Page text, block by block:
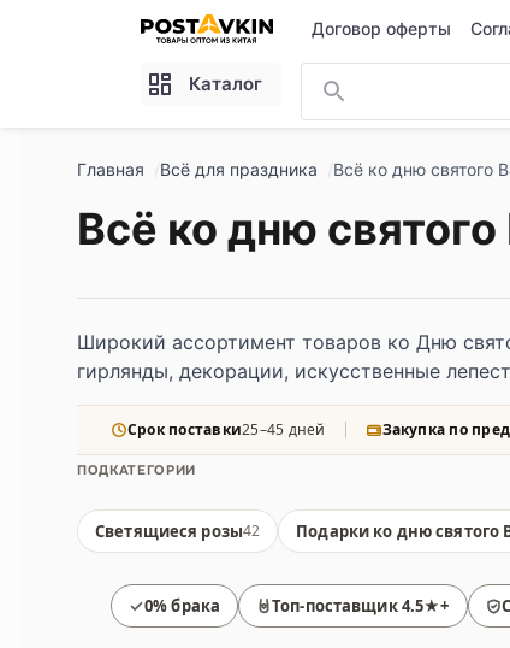
Перейти к основному содержимому
Договор оферты
Каталог
Главная Всё для праздника Всё ко дню святого
Всё ко дню
Широкий ассортимент товаров ко Дню
гирлянды, декорации, искусственные
Срок поставки25–45 дней Закупка по
ПОДКАТЕГОРИИ
Светящиеся розы42 Подарки ко дню святого
0% брака Топ-поставщик 4.5★+